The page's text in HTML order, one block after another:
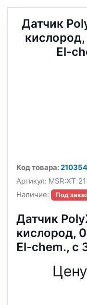
Датчик
El-
Код товара:210354
Артикул: MSR:XT-
Наличие:
Под
Датчик
кислород,
El-chem., с